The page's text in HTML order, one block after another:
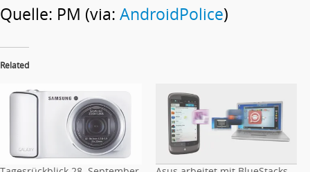
Quelle: PM (via: AndroidPolice)
Related